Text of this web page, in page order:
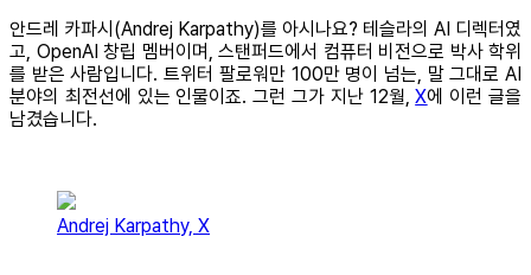
안드레 카파시(Andrej Karpathy)를 아시나요? 테슬라의 AI 디렉터였
고, OpenAI 창립 멤버이며, 스탠퍼드에서 컴퓨터 비전으로 박사 학위
를 받은 사람입니다. 트위터 팔로워만 100만 명이 넘는, 말 그대로 AI
분야의 최전선에 있는 인물이죠. 그런 그가 지난 12월,X에 이런 글을
남겼습니다.
Andrej Karpathy, X